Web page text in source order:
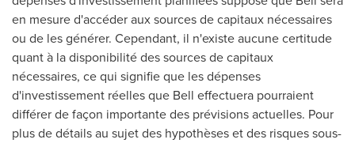
en mesure d'accéder aux sources de capitaux nécessaires
ou de les générer. Cependant, il n'existe aucune certitude
quant à la disponibilité des sources de capitaux
nécessaires, ce qui signifie que les dépenses
d'investissement réelles que Bell effectuera pourraient
différer de façon importante des prévisions actuelles. Pour
plus de détails au sujet des hypothèses et des risques sous-